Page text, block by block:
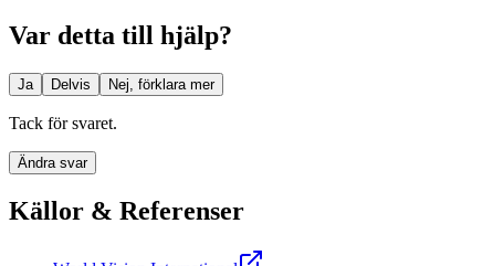
Var detta till hjälp?
Ja Delvis Nej, förklara mer
Tack för svaret.
Ändra svar
Källor & Referenser